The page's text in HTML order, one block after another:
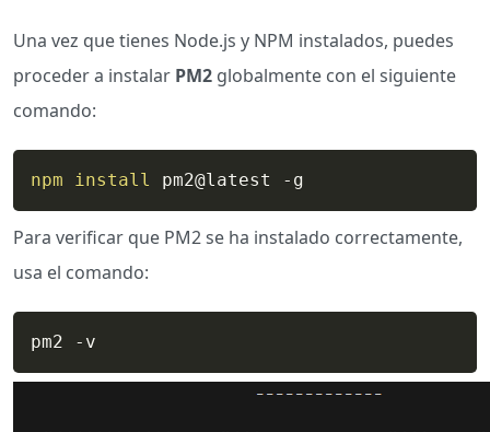
Una vez que tienes Node.js y NPM instalados, puedes
proceder a instalar PM2 globalmente con el siguiente
comando:
npm install pm2@latest -g
Para verificar que PM2 se ha instalado correctamente,
usa el comando:
pm2 -v